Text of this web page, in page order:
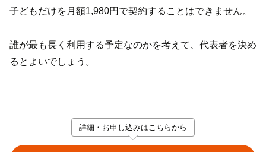
子どもだけを月額1,980円で契約することはできません。
誰が最も長く利用する予定なのかを考えて、代表者を決め
るとよいでしょう。
詳細・お申し込みはこちらから